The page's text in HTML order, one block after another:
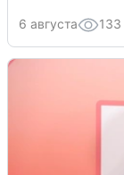
6 августа 133